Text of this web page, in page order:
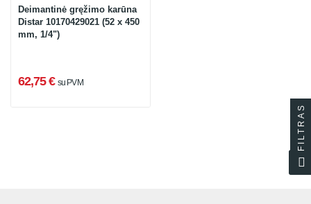
Deimantinė gręžimo karūna
Distar 10170429021 (52 x 450
mm, 1/4")
62,75 € su PVM
FILTRAS